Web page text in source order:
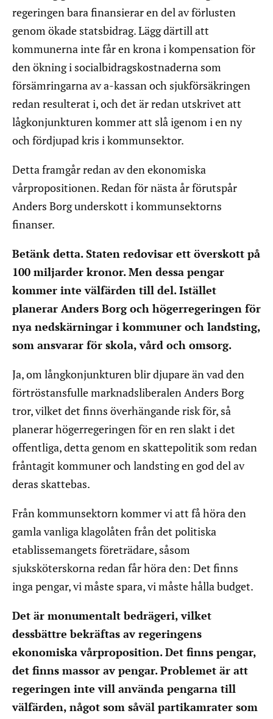
regeringen bara finansierar en del av förlusten
genom ökade statsbidrag. Lägg därtill att
kommunerna inte får en krona i kompensation för
den ökning i socialbidragskostnaderna som
försämringarna av a-kassan och sjukförsäkringen
redan resulterat i, och det är redan utskrivet att
lågkonjunkturen kommer att slå igenom i en ny
och fördjupad kris i kommunsektor.
Detta framgår redan av den ekonomiska
vårpropositionen. Redan för nästa år förutspår
Anders Borg underskott i kommunsektorns
finanser.
Betänk detta. Staten redovisar ett överskott på
100 miljarder kronor. Men dessa pengar
kommer inte välfärden till del. Istället
planerar Anders Borg och högerregeringen för
nya nedskärningar i kommuner och landsting,
som ansvarar för skola, vård och omsorg.
Ja, om långkonjunkturen blir djupare än vad den
förtröstansfulle marknadsliberalen Anders Borg
tror, vilket det finns överhängande risk för, så
planerar högerregeringen för en ren slakt i det
offentliga, detta genom en skattepolitik som redan
fråntagit kommuner och landsting en god del av
deras skattebas.
Från kommunsektorn kommer vi att få höra den
gamla vanliga klagolåten från det politiska
etablissemangets företrädare, såsom
sjuksköterskorna redan får höra den: Det finns
inga pengar, vi måste spara, vi måste hålla budget.
Det är monumentalt bedrägeri, vilket
dessbättre bekräftas av regeringens
ekonomiska vårproposition. Det finns pengar,
det finns massor av pengar. Problemet är att
regeringen inte vill använda pengarna till
välfärden, något som såväl partikamrater som